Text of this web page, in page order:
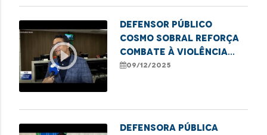
play_circle_outline
Defensor Público
Cosmo Sobral reforça
combate à violência
contra idosos no
09/12/2025
Defensora Pública